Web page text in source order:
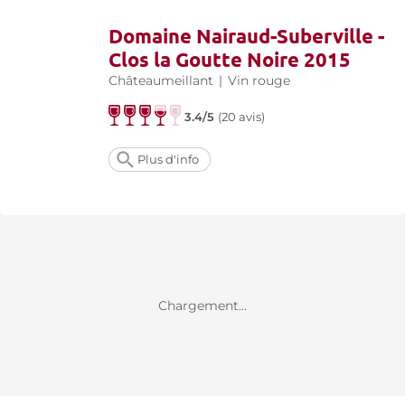
Domaine Nairaud-Suberville -
Clos la Goutte Noire 2015
Châteaumeillant | Vin rouge
3.4/5 (20 avis)
Plus d'info
Chargement...